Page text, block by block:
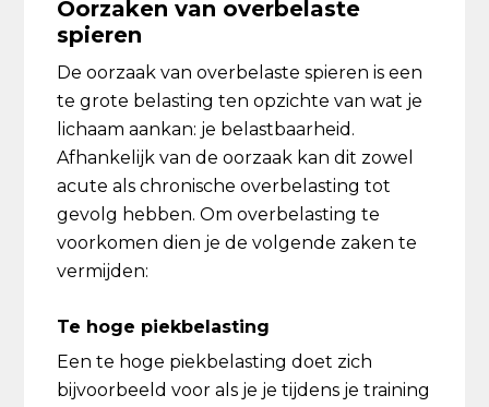
Oorzaken van overbelaste
spieren
De oorzaak van overbelaste spieren is een
te grote belasting ten opzichte van wat je
lichaam aankan: je belastbaarheid.
Afhankelijk van de oorzaak kan dit zowel
acute als chronische overbelasting tot
gevolg hebben. Om overbelasting te
voorkomen dien je de volgende zaken te
vermijden:
Te hoge piekbelasting
Een te hoge piekbelasting doet zich
bijvoorbeeld voor als je je tijdens je training